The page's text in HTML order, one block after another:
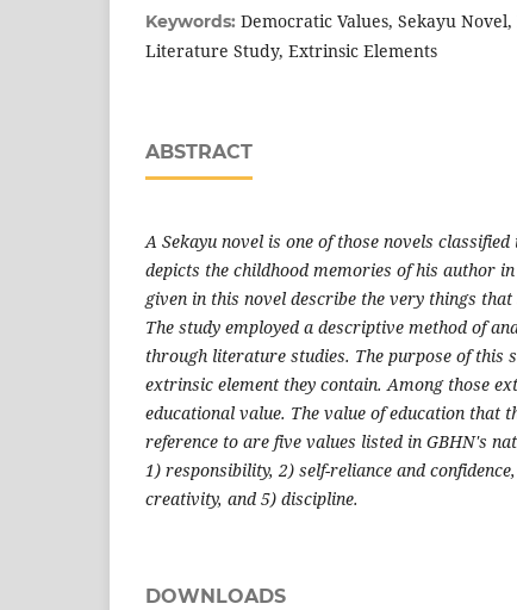
Keywords: Democratic Values, Sekayu
Literature Study, Extrinsic Elements
ABSTRACT
A Sekayu novel is one of those novels
depicts the childhood memories of his author
given in this novel describe the very things
The study employed a descriptive method of
through literature studies. The purpose of this
extrinsic element they contain. Among those
educational value. The value of education that
reference to are five values listed in GBHN's
1) responsibility, 2) self-reliance and
creativity, and 5) discipline.
DOWNLOADS